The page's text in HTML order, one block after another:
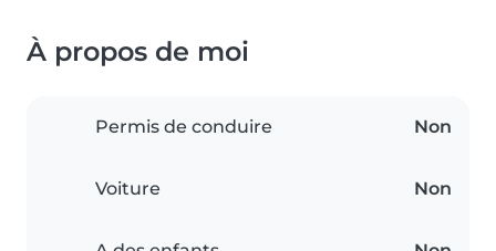
À propos de moi
Permis de conduire Non
Voiture Non